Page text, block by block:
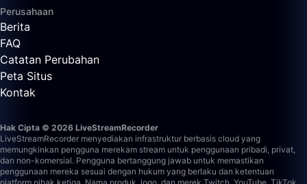
Perusahaan
Berita
FAQ
Catatan Perubahan
Peta Situs
Kontak
Hak Cipta © 2026 LiveStreamRecorder
LiveStreamRecorder menyediakan infrastruktur berbasis cloud yang
memungkinkan pengguna merekam stream untuk penggunaan pribadi, privat,
dan non-komersial. Pengguna bertanggung jawab untuk memastikan
penggunaan mereka sesuai dengan hukum yang berlaku dan ketentuan